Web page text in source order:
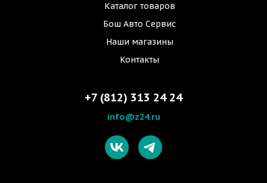
Каталог товаров
Бош Авто Сервис
Наши магазины
Контакты
+7 (812) 313 24 24
info@z24.ru